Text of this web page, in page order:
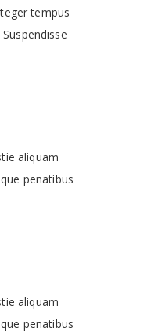
tempus
aliquam
penatibus
aliquam
penatibus